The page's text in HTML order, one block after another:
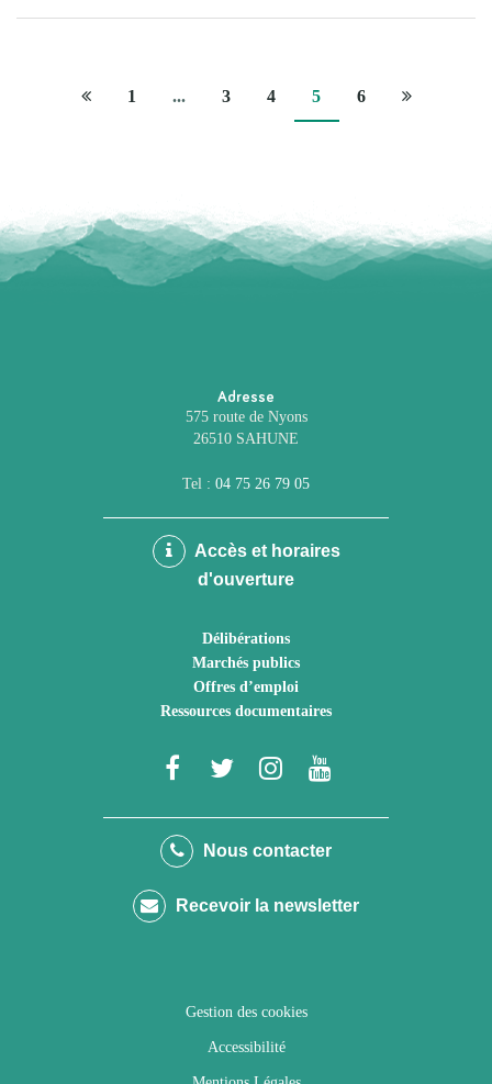
Page
1 ... 3 4 5 6
Page
Adresse
575 route de Nyons
26510 SAHUNE
Tel : 04 75 26 79 05
Accès et horaires
d'ouverture
Délibérations
Marchés publics
Offres d’emploi
Ressources documentaires
Lien
le
Facebook
Lien
le
Twitter
Lien
le
Instagram
Youtube
Nous contacter
Recevoir la newsletter
Gestion des cookies
Accessibilité